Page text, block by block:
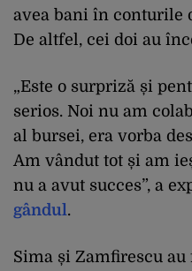
avea bani în conturile
De altfel, cei doi au
„Este o surpriză și
serios. Noi nu am
al bursei, era vorba
Am vândut tot și am
nu a avut succes”, a
gândul.
Sima și Zamfirescu